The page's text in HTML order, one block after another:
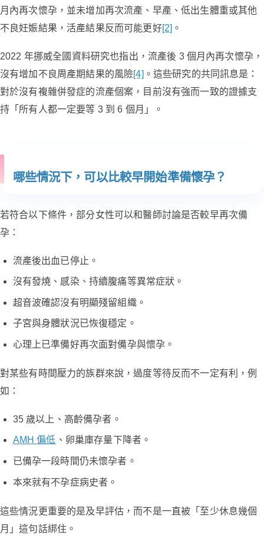
月內再次懷孕，並未增加再次流產、早產、低出生體重或其他
不良妊娠結果，活產結果反而可能更好[2] 。
2022 年挪威全國資料研究也指出，流產後 3 個月內再次懷孕，
沒有增加不良周產期結果的風險[4] 。這些研究的共同訊息是：
對於沒有複雜併發症的流產個案，目前沒有強而一致的證據支
持「所有人都一定要等 3 到 6 個月」。
哪些情況下，可以比較早開始準備懷孕？
若符合以下條件，部分女性可以和醫師討論是否較早再次備
孕：
流產後出血已停止。
沒有發燒、感染、持續腹痛等異常症狀。
超音波確認沒有明顯殘留組織。
子宮與身體狀況已恢復穩定。
心理上已準備好再次面對備孕與懷孕。
對某些有時間壓力的族群來說，過度等待反而不一定有利，例
如：
35 歲以上、高齡備孕者。
AMH 偏低 、卵巢庫存量下降者。
已備孕一段時間仍未懷孕者。
本來就有不孕症病史者。
這些情況更重要的是及早評估，而不是一直被「至少休息幾個
月」這句話綁住。